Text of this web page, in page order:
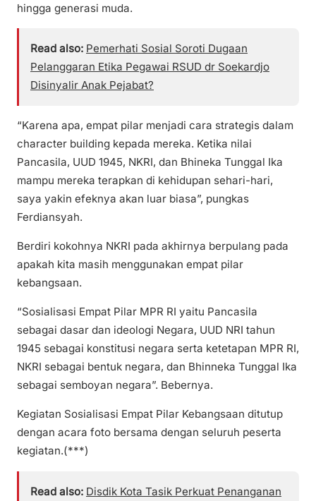
hingga generasi muda.
Read also: Pemerhati Sosial Soroti Dugaan
Pelanggaran Etika Pegawai RSUD dr Soekardjo
Disinyalir Anak Pejabat?
“Karena apa, empat pilar menjadi cara strategis dalam
character building kepada mereka. Ketika nilai
Pancasila, UUD 1945, NKRI, dan Bhineka Tunggal Ika
mampu mereka terapkan di kehidupan sehari-hari,
saya yakin efeknya akan luar biasa”, pungkas
Ferdiansyah.
Berdiri kokohnya NKRI pada akhirnya berpulang pada
apakah kita masih menggunakan empat pilar
kebangsaan.
“Sosialisasi Empat Pilar MPR RI yaitu Pancasila
sebagai dasar dan ideologi Negara, UUD NRI tahun
1945 sebagai konstitusi negara serta ketetapan MPR RI,
NKRI sebagai bentuk negara, dan Bhinneka Tunggal Ika
sebagai semboyan negara”. Bebernya.
Kegiatan Sosialisasi Empat Pilar Kebangsaan ditutup
dengan acara foto bersama dengan seluruh peserta
kegiatan.(***)
Read also: Disdik Kota Tasik Perkuat Penanganan